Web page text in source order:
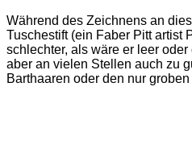
Während des Zeichnens an
Tuschestift (ein Faber Pitt artist
schlechter, als wäre er leer
aber an vielen Stellen auch zu
Barthaaren oder den nur